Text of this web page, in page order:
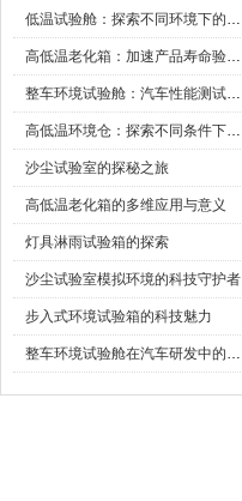
低温试验舱：探索不同环境下的科技边界
高低温老化箱：加速产品寿命验证的可靠伙伴
整车环境试验舱：汽车性能测试的设备
高低温环境仓：探索不同条件下的科学奥秘
沙尘试验室的探秘之旅
高低温老化箱的多维应用与意义
灯具淋雨试验箱的探索
沙尘试验室模拟环境的科技守护者
步入式环境试验箱的科技魅力
整车环境试验舱在汽车研发中的作用